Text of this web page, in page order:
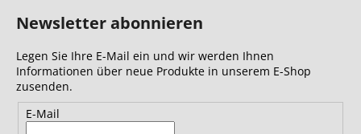
Newsletter abonnieren
Legen Sie Ihre E-Mail ein und wir werden Ihnen
Informationen über neue Produkte in unserem E-Shop
zusenden.
E-Mail